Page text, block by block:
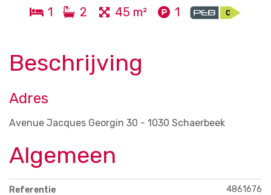
1 2 45 m² 1
Beschrijving
Adres
Avenue Jacques Georgin 30 - 1030 Schaerbeek
Algemeen
Referentie 4861676